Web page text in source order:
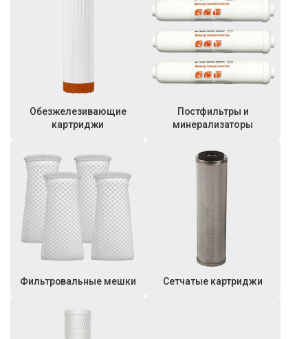
Обезжелезивающие
картриджи
Постфильтры и
минерализаторы
Фильтровальные мешки Сетчатые картриджи